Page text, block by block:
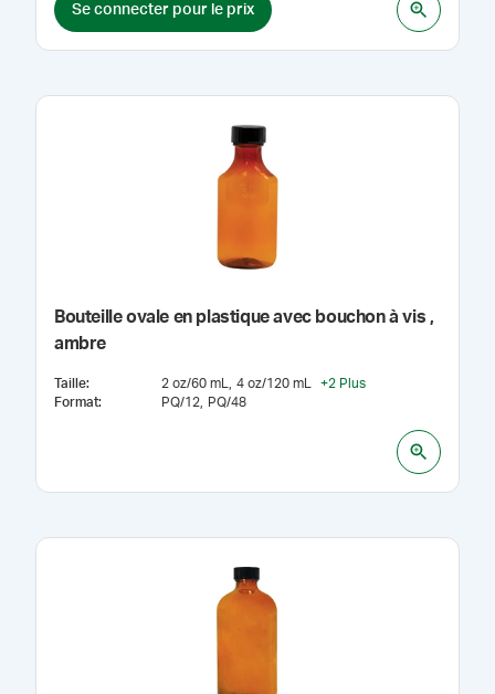
Se connecter pour le prix
Bouteille ovale en plastique avec bouchon à vis ,
ambre
Taille: 2 oz/60 mL 4 oz/120 mL +2 Plus
Format: PQ/12 PQ/48